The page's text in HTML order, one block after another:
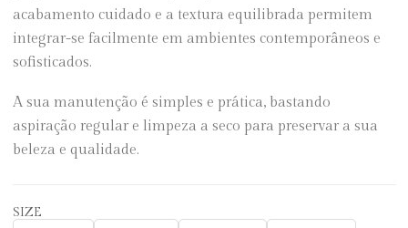
acabamento cuidado e a textura equilibrada permitem
integrar-se facilmente em ambientes contemporâneos e
sofisticados.
A sua manutenção é simples e prática, bastando
aspiração regular e limpeza a seco para preservar a sua
beleza e qualidade.
SIZE